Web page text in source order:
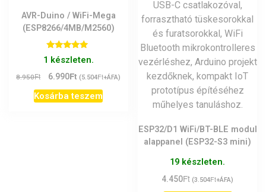
AVR-Duino / WiFi-Mega
(ESP8266/4MB/M2560)
Értékelés:
5.00
/ 5
1 készleten.
8.950Ft
Original
price
was:
6.990Ft Current
price
is:
(5.504Ft+ÁFA)
Kosárba teszem
ESP32/D1 WiFi/BT-BLE modul
alappanel (ESP32-S3 mini)
19 készleten.
4.450Ft (3.504Ft+ÁFA)